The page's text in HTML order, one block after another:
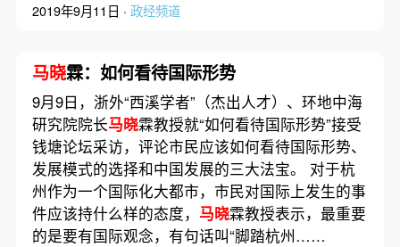
2019年9月11日 · 政经频道
马晓霖：如何看待国际形势
9月9日，浙外“西溪学者”（杰出人才）、环地中海
研究院院长马晓霖教授就“如何看待国际形势”接受
钱塘论坛采访，评论市民应该如何看待国际形势、
发展模式的选择和中国发展的三大法宝。 对于杭
州作为一个国际化大都市，市民对国际上发生的事
件应该持什么样的态度， 马晓霖教授表示，最重要
的是要有国际观念，有句话叫“脚踏杭州……